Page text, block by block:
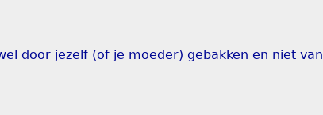
door jezelf (of je moeder) gebakken en niet van